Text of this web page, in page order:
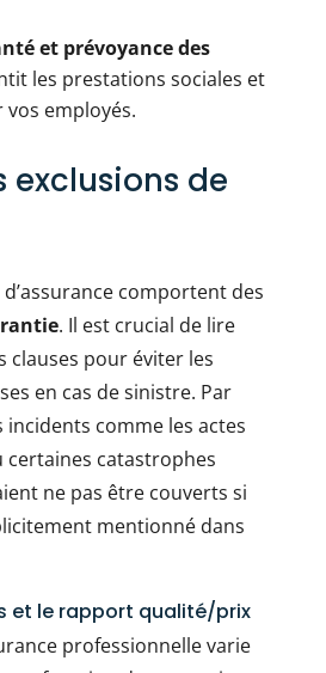
et prévoyance des
les prestations sociales et
employés.
exclusions de
comportent des
. Il est crucial de lire
clauses pour éviter les
en cas de sinistre. Par
incidents comme les actes
certaines catastrophes
ne pas être couverts si
mentionné dans
et le rapport qualité/prix
professionnelle varie